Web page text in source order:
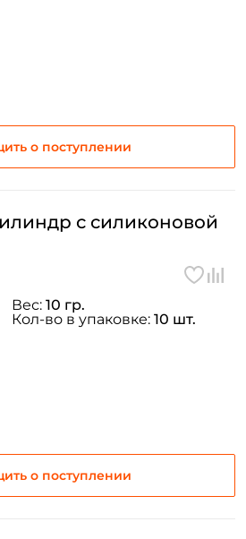
о поступлении
с силиконовой
о поступлении
Вес: 10 гр.
Кол-во в упаковке: 10 шт.